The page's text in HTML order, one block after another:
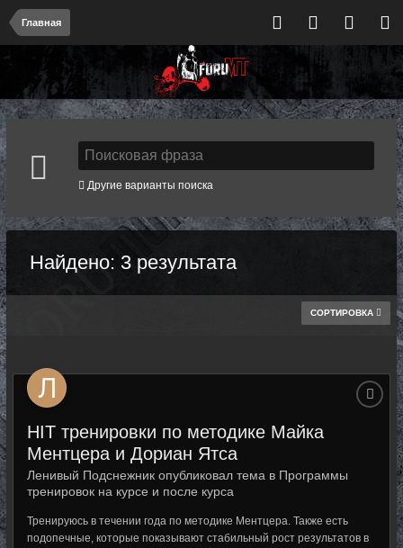
Главная
Другие варианты поиска
Найдено: 3 результата
СОРТИРОВКА
HIT тренировки по методике Майка
Ментцера и Дориан Ятса
Ленивый Подснежник опубликовал тема в Программы
тренировок на курсе и после курса
Тренируюсь в течении года по методике Ментцера. Также есть
подопечные, которые показывают стабильный рост результатов в